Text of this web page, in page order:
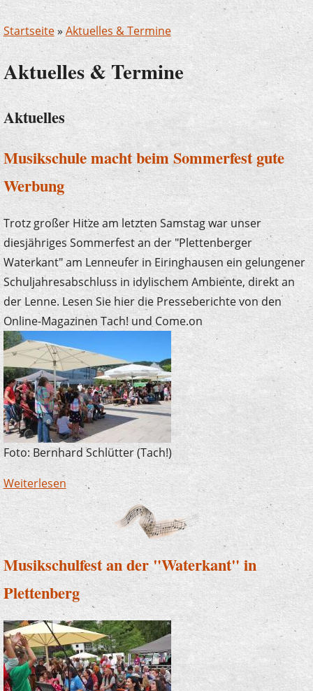
Startseite»Aktuelles & Termine
Aktuelles & Termine
Aktuelles
Musikschule macht beim Sommerfest gute
Werbung
Trotz großer Hitze am letzten Samstag war unser
diesjähriges Sommerfest an der "Plettenberger
Waterkant" am Lenneufer in Eiringhausen ein gelungener
Schuljahresabschluss in idylischem Ambiente, direkt an
der Lenne. Lesen Sie hier die Presseberichte von den
Online-Magazinen Tach! und Come.on
Foto: Bernhard Schlütter (Tach!)
Weiterlesen über Musikschule macht beim Sommerfest
gute Werbung
Musikschulfest an der "Waterkant" in
Plettenberg